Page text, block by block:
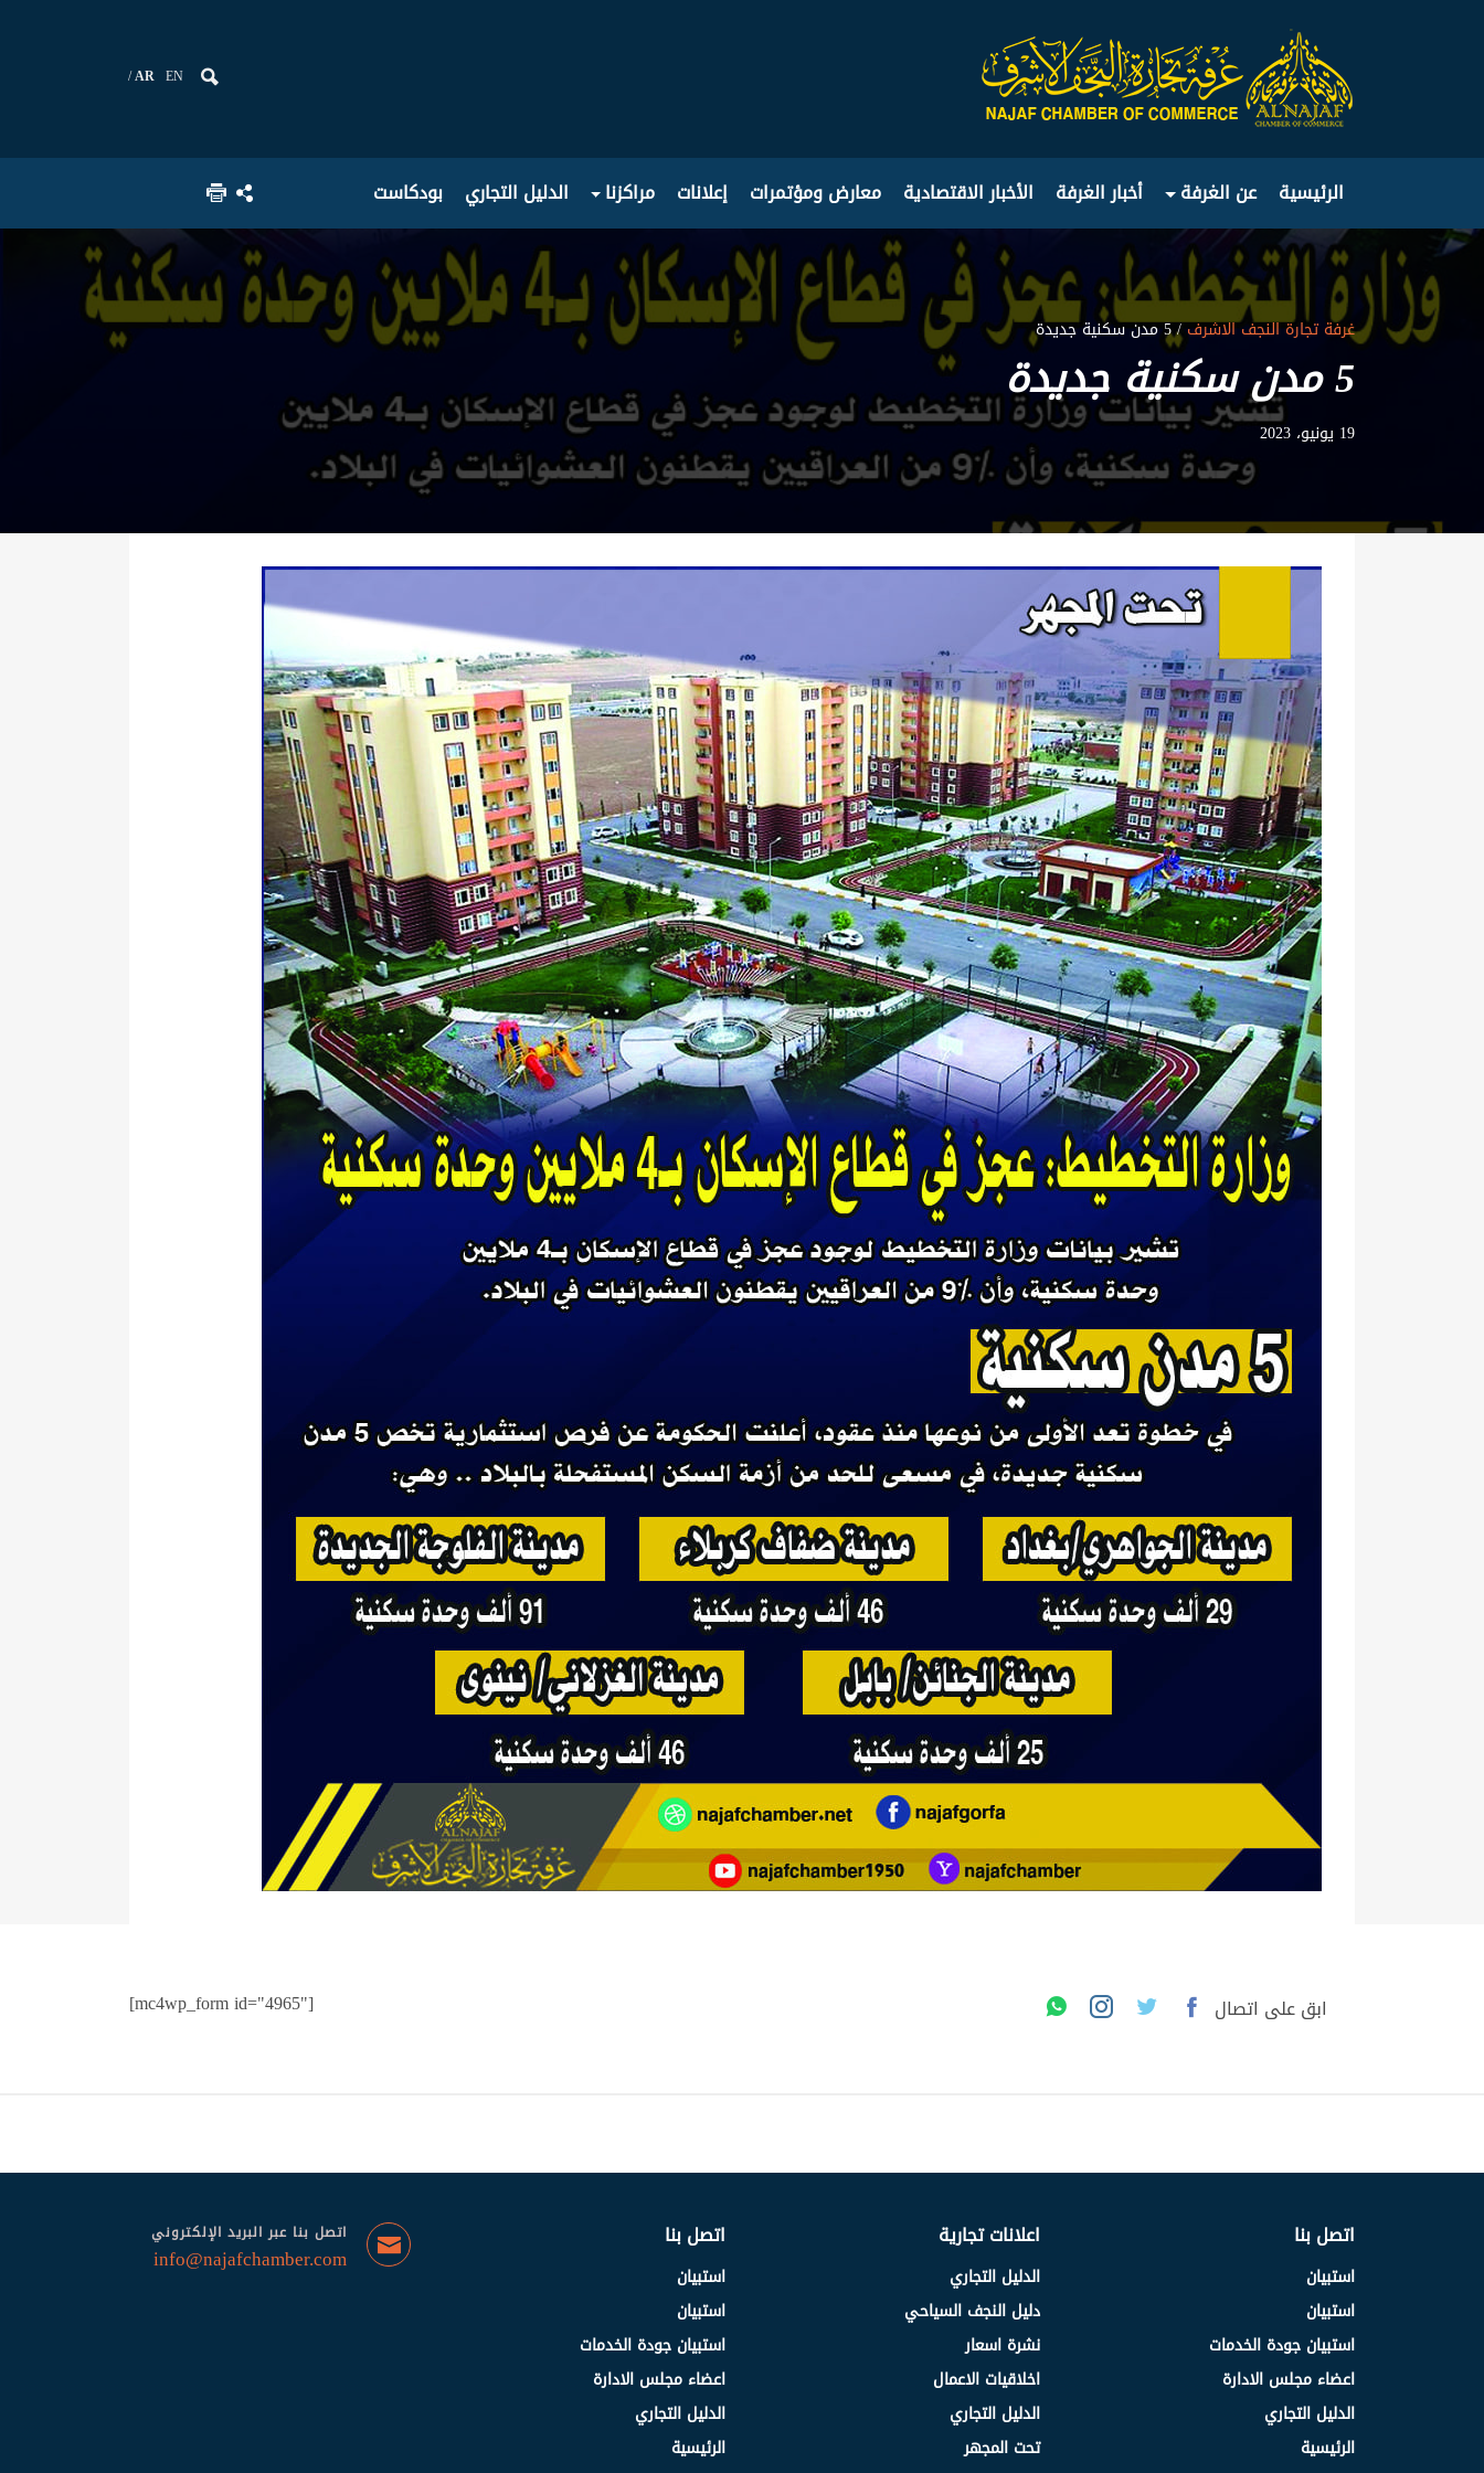
AR EN
الرئيسية عن الغرفة أخبار الغرفة الأخبار الاقتصادية معارض ومؤتمرات إعلانات مراكزنا الدليل التجاري بودكاست
غرفة تجارة النجف الاشرف/ 5 مدن سكنية جديدة
5 مدن سكنية جديدة
19 يونيو، 2023
ابق على اتصال [mc4wp_form id="4965"]
اتصل بنا
استبيان
استبيان
استبيان جودة الخدمات
اعضاء مجلس الادارة
الدليل التجاري
الرئيسية
اعلانات تجارية
الدليل التجاري
دليل النجف السياحي
نشرة اسعار
اخلاقيات الاعمال
الدليل التجاري
تحت المجهر
اتصل بنا
استبيان
استبيان
استبيان جودة الخدمات
اعضاء مجلس الادارة
الدليل التجاري
الرئيسية
اتصل بنا عبر البريد الإلكتروني
info@najafchamber.com